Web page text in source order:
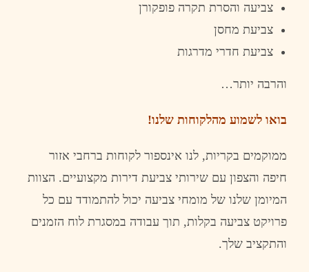
צביעה והסרת תקרה פופקורן
צביעת מחסן
צביעת חדרי מדרגות
והרבה יותר…
בואו לשמוע מהלקוחות שלנו!
ממוקמים בקריות,לנו אינספור לקוחות ברחבי אזור
חיפה והצפון עם שירותי צביעת דירות מקצועיים. הצוות
המיומן שלנו של מומחי צביעה יכול להתמודד עם כל
פרויקט צביעה בקלות, תוך עבודה במסגרת לוח הזמנים
והתקציב שלך.